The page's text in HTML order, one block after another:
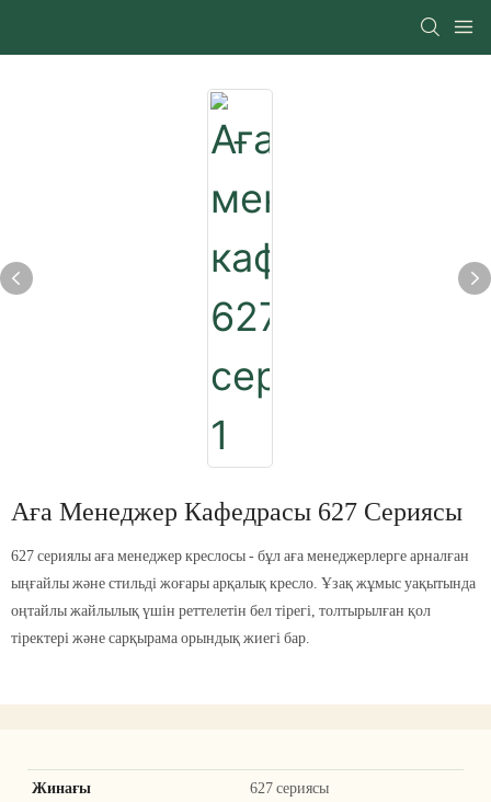
Аға Менеджер Кафедрасы 627 Сериясы
627 сериялы аға менеджер креслосы - бұл аға менеджерлерге арналған
ыңғайлы және стильді жоғары арқалық кресло. Ұзақ жұмыс уақытында
оңтайлы жайлылық үшін реттелетін бел тірегі, толтырылған қол
тіректері және сарқырама орындық жиегі бар.
Жинағы 627 сериясы